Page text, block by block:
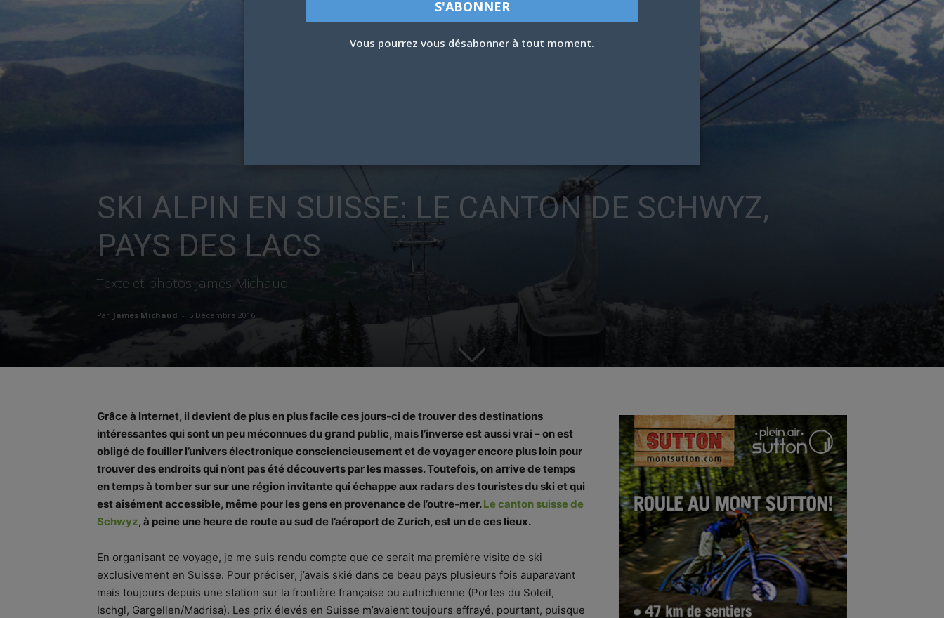
SKI ALPIN EN SUISSE: LE CANTON DE SCHWYZ,
PAYS DES LACS
Texte et photos James Michaud
Par James Michaud - 5 Décembre 2016
Grâce à Internet, il devient de plus en plus facile ces jours-ci de trouver des destinations
intéressantes qui sont un peu méconnues du grand public, mais l’inverse est aussi vrai – on est
obligé de fouiller l’univers électronique consciencieusement et de voyager encore plus loin pour
trouver des endroits qui n’ont pas été découverts par les masses. Toutefois, on arrive de temps
en temps à tomber sur sur une région invitante qui échappe aux radars des touristes du ski et qui
est aisément accessible, même pour les gens en provenance de l’outre-mer.Le canton suisse de
Schwyz, à peine une heure de route au sud de l’aéroport de Zurich, est un de ces lieux.
En organisant ce voyage, je me suis rendu compte que ce serait ma première visite de ski
exclusivement en Suisse. Pour préciser, j’avais skié dans ce beau pays plusieurs fois auparavant
mais toujours depuis une station sur la frontière française ou autrichienne (Portes du Soleil,
Ischgl, Gargellen/Madrisa). Les prix élevés en Suisse m’avaient toujours effrayé, pourtant, puisque
Vous pourrez vous désabonner à tout moment.